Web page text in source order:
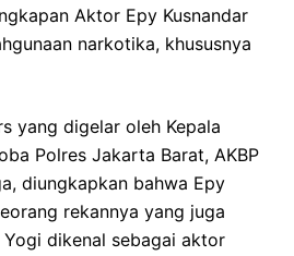
Aktor Epy Kusnandar
narkotika, khususnya
yang digelar oleh Kepala
Polres Jakarta Barat, AKBP
diungkapkan bahwa Epy
rekannya yang juga
dikenal sebagai aktor